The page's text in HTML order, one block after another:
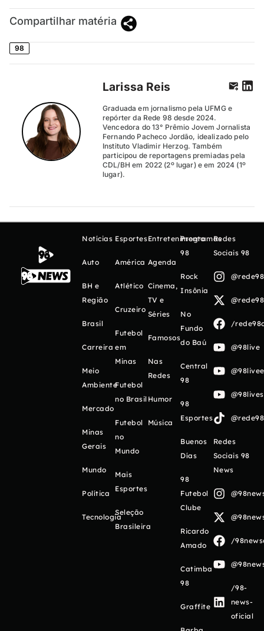
Compartilhar matéria
98
Larissa Reis
Graduada em jornalismo pela UFMG e
repórter da Rede 98 desde 2024.
Vencedora do 13° Prêmio Jovem Jornalista
Fernando Pacheco Jordão, idealizado pelo
Instituto Vladimir Herzog. Também
participou de reportagens premiadas pela
CDL/BH em 2022 (2º lugar) e em 2024 (1º
lugar).
Notícias
Auto
BH e
Região
Brasil
Carreira
Meio
Ambiente
Mercado
Minas
Gerais
Mundo
Política
Tecnologia
Esportes
América
Atlético
Cruzeiro
Futebol
em
Minas
Futebol
no Brasil
Futebol
no
Mundo
Mais
Esportes
Seleção
Brasileira
Entretenimento
Agenda
Cinema,
TV e
Séries
Famosos
Nas
Redes
Humor
Música
Programas
98
Rock
Insônia
No
Fundo
do Baú
Central
98
98
Esportes
Buenos
Días
98
Futebol
Clube
Ricardo
Amado
Catimba
98
Graffite
Redes
Sociais 98
/
@98live
Redes
Sociais 98
News
/
/98-
news-
oficial